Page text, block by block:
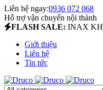
Liên hệ ngay:0936 072 068
Hỗ trợ vận chuyển nội thành
FLASH SALE: INAX
Giới thiệu
Liên hệ
Tin tức